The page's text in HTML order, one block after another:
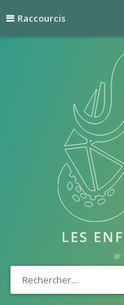
Raccourcis
LES